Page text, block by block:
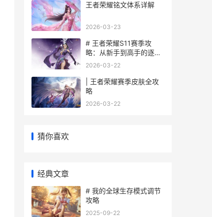
王者荣耀铭文体系详解
2026-03-23
# 王者荣耀S11赛季攻
略：从新手到高手的逐步
指南
2026-03-22
| 王者荣耀赛季皮肤全攻
略
2026-03-22
猜你喜欢
经典文章
# 我的全球生存模式调节
攻略
2025-09-22